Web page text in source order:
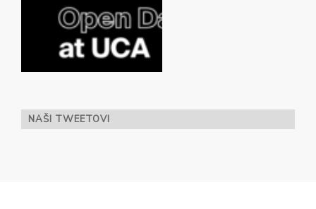
NAŠI TWEETOVI